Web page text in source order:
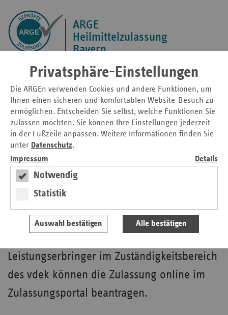
Privatsphäre-Einstellungen
Die ARGEn verwenden Cookies und andere Funktionen, um
Ihnen einen sicheren und komfortablen Website-Besuch zu
ermöglichen. Entscheiden Sie selbst, welche Funktionen Sie
zulassen möchten. Sie können Ihre Einstellungen jederzeit
in der Fußzeile anpassen. Weitere Informationen finden Sie
unter Datenschutz.
Impressum
Details
Notwendig
Statistik
Auswahl bestätigen Alle bestätigen
Kontrastmodus
aktivieren
Schriftgröße
anpassen
ARGE
Heilmittelzulassung
Bayern
Startseite Die ARGEn
Bayern
Ernährungstherapie
Ernährungstherapie
Die Beantragung der Zulassung
Leistungserbringer im Zuständigkeitsbereich
des vdek können die Zulassung online im
Zulassungsportal beantragen.